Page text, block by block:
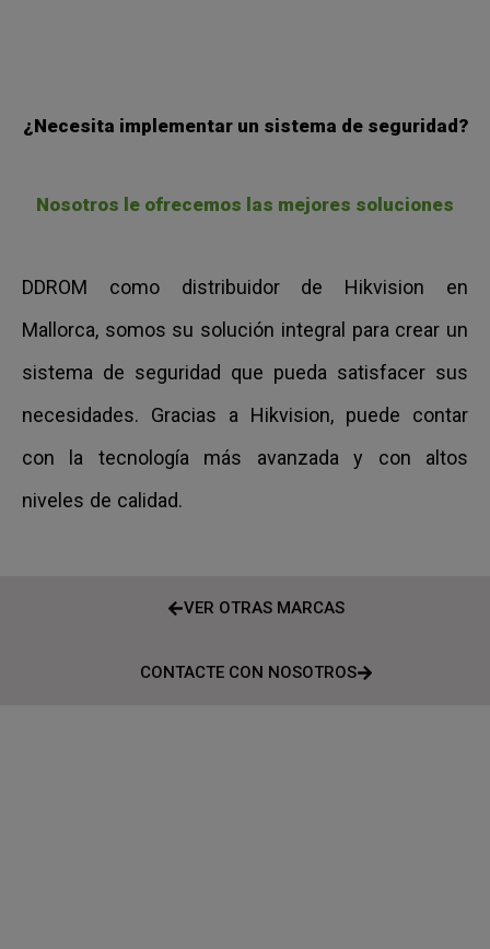
¿Necesita implementar un sistema de seguridad?
Nosotros le ofrecemos las mejores soluciones
DDROM como distribuidor de Hikvision en
Mallorca, somos su solución integral para crear un
sistema de seguridad que pueda satisfacer sus
necesidades. Gracias a Hikvision, puede contar
con la tecnología más avanzada y con altos
niveles de calidad.
VER OTRAS MARCAS
CONTACTE CON NOSOTROS